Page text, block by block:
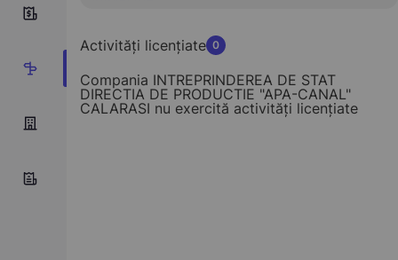
Activități licențiate 0
Compania INTREPRINDEREA DE STAT
DIRECTIA DE PRODUCTIE "APA-CANAL"
CALARASI nu exercită activități licențiate